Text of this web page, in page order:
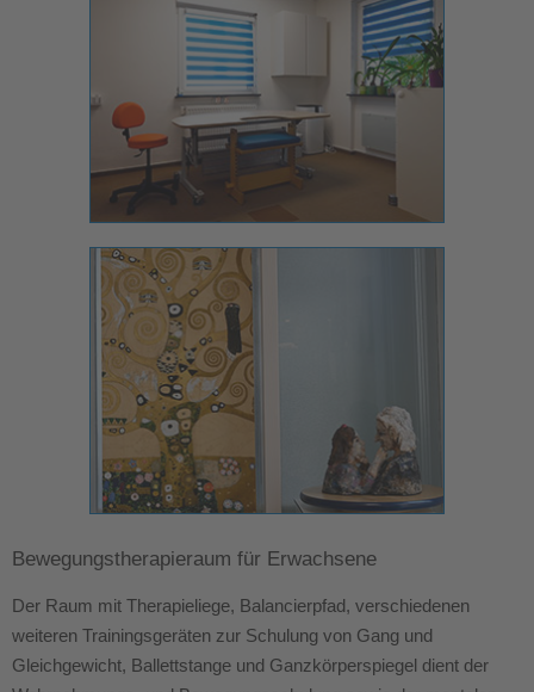
Bewegungstherapieraum für Erwachsene
Der Raum mit Therapieliege, Balancierpfad, verschiedenen
weiteren Trainingsgeräten zur Schulung von Gang und
Gleichgewicht, Ballettstange und Ganzkörperspiegel dient der